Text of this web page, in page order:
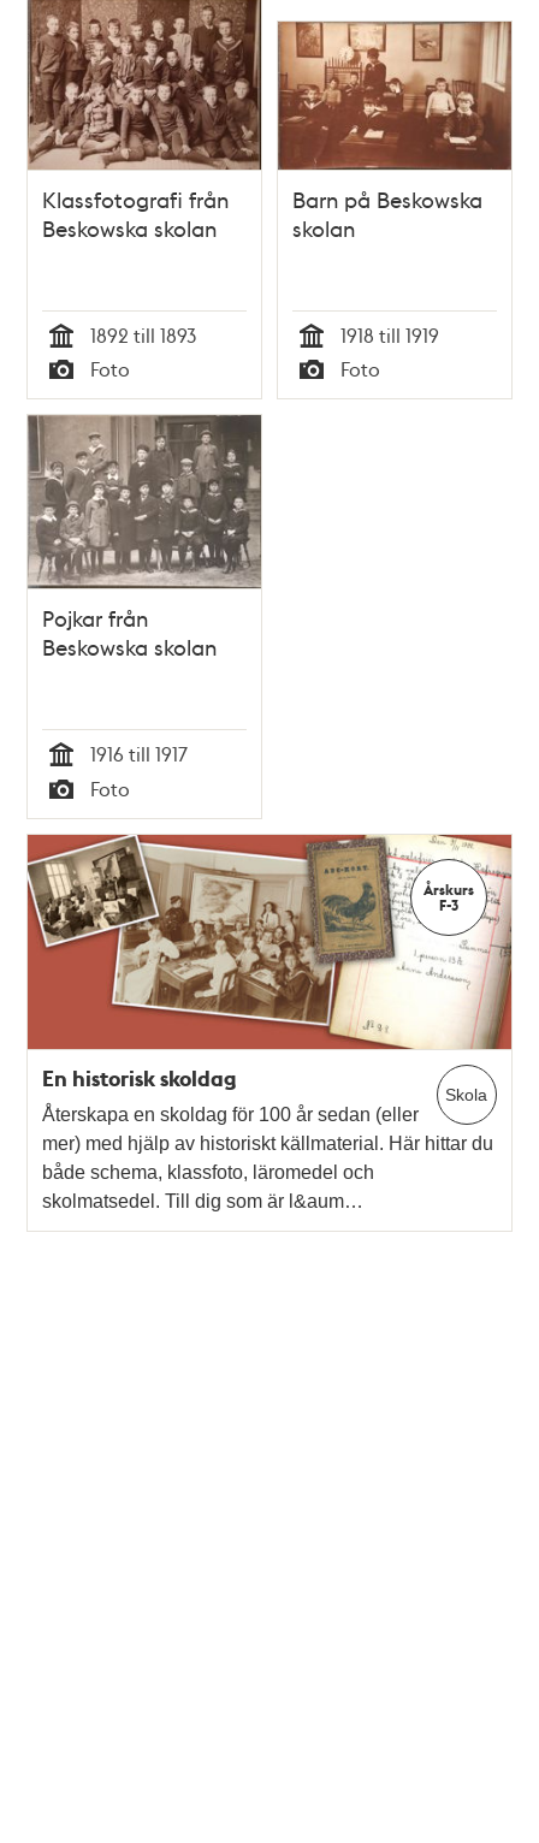
Klassfotografi från
Beskowska skolan
Tid
1892 till 1893
Typ
Foto
Barn på Beskowska
skolan
Tid
1918 till 1919
Typ
Foto
Pojkar från
Beskowska skolan
Tid
1916 till 1917
Typ
Foto
Årskurs
F-3
Skola
En historisk skoldag
Återskapa en skoldag för 100 år sedan (eller
mer) med hjälp av historiskt källmaterial. Här hittar du
både schema, klassfoto, läromedel och
skolmatsedel. Till dig som är l&aum…